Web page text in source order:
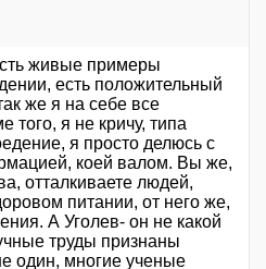
живые примеры
есть положительный
же я на себе все
того, я не кричу, типа
я просто делюсь с
коей валом. Вы же,
отталкиваете людей,
питании, от него же,
А Уголев- он не какой
труды признаны
один, многие ученые